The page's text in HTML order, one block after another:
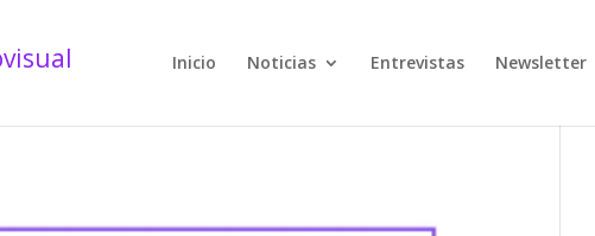
Inicio Noticias Entrevistas Newsletter